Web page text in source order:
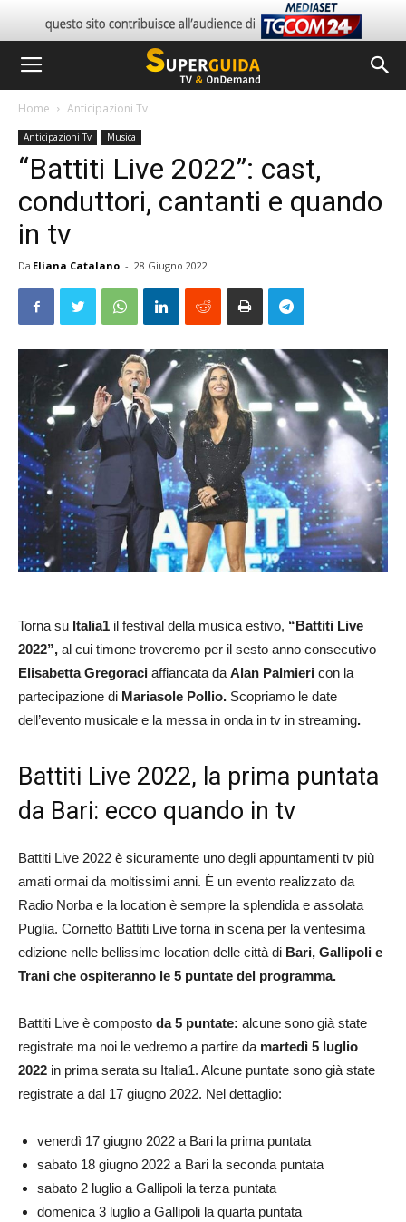
Home Anticipazioni Tv
Anticipazioni Tv Musica
“Battiti Live 2022”: cast,
conduttori, cantanti e quando
in tv
Da Eliana Catalano - 28 Giugno 2022
Torna su Italia1 il festival della musica estivo, “Battiti Live
2022”, al cui timone troveremo per il sesto anno consecutivo
Elisabetta Gregoraci affiancata da Alan Palmieri con la
partecipazione di Mariasole Pollio. Scopriamo le date
dell’evento musicale e la messa in onda in tv in streaming.
Battiti Live 2022, la prima puntata
da Bari: ecco quando in tv
Battiti Live 2022 è sicuramente uno degli appuntamenti tv più
amati ormai da moltissimi anni. È un evento realizzato da
Radio Norba e la location è sempre la splendida e assolata
Puglia. Cornetto Battiti Live torna in scena per la ventesima
edizione nelle bellissime location delle città di Bari, Gallipoli e
Trani che ospiteranno le 5 puntate del programma.
Battiti Live è composto da 5 puntate: alcune sono già state
registrate ma noi le vedremo a partire da martedì 5 luglio
2022 in prima serata su Italia1. Alcune puntate sono già state
registrate a dal 17 giugno 2022. Nel dettaglio:
venerdì 17 giugno 2022 a Bari la prima puntata
sabato 18 giugno 2022 a Bari la seconda puntata
sabato 2 luglio a Gallipoli la terza puntata
domenica 3 luglio a Gallipoli la quarta puntata